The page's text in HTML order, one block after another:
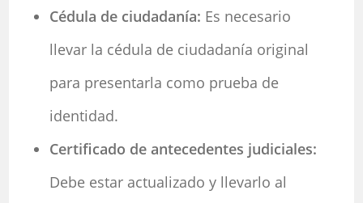
Cédula de ciudadanía: Es necesario
llevar la cédula de ciudadanía original
para presentarla como prueba de
identidad.
Certificado de antecedentes judiciales:
Debe estar actualizado y llevarlo al